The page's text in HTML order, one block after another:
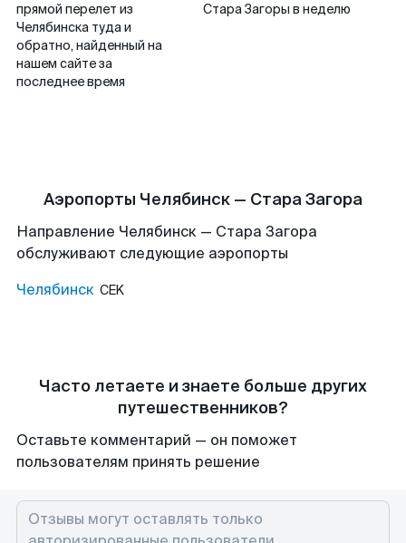
прямой перелет из
Челябинска туда и
обратно, найденный на
нашем сайте за
последнее время
Стара Загоры в неделю
Аэропорты Челябинск — Стара Загора
Направление Челябинск — Стара Загора
обслуживают следующие аэропорты
Челябинск CEK
Часто летаете и знаете больше других
путешественников?
Оставьте комментарий — он поможет
пользователям принять решение